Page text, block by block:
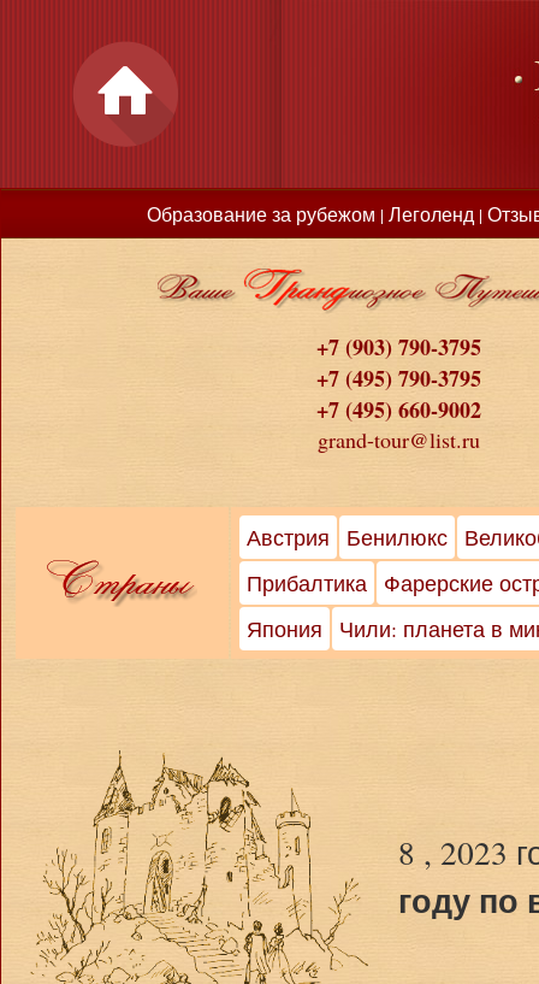
Образование за рубежом | Леголенд |
+7 (903) 790-3795
+7 (495) 790-3795
+7 (495) 660-9002
grand-tour@list.ru
Австрия Бенилюкс
Прибалтика
Фарерские
Япония
Чили: планета в
8 , 2023
году по